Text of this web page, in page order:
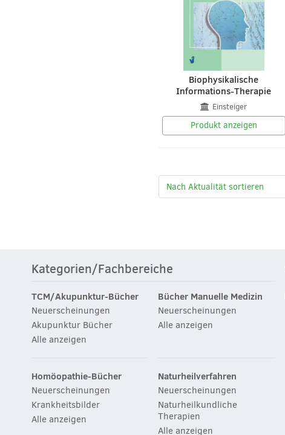
Biophysikalische
Informations-Therapie
Einsteiger
Produkt anzeigen
Kategorien/Fachbereiche
TCM/Akupunktur-Bücher
Neuerscheinungen
Akupunktur Bücher
Alle anzeigen
Bücher Manuelle Medizin
Neuerscheinungen
Alle anzeigen
Homöopathie-Bücher
Neuerscheinungen
Krankheitsbilder
Alle anzeigen
Naturheilverfahren
Neuerscheinungen
Naturheilkundliche
Therapien
Alle anzeigen